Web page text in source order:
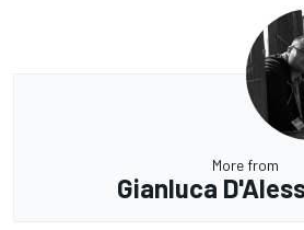
More from
Gianluca